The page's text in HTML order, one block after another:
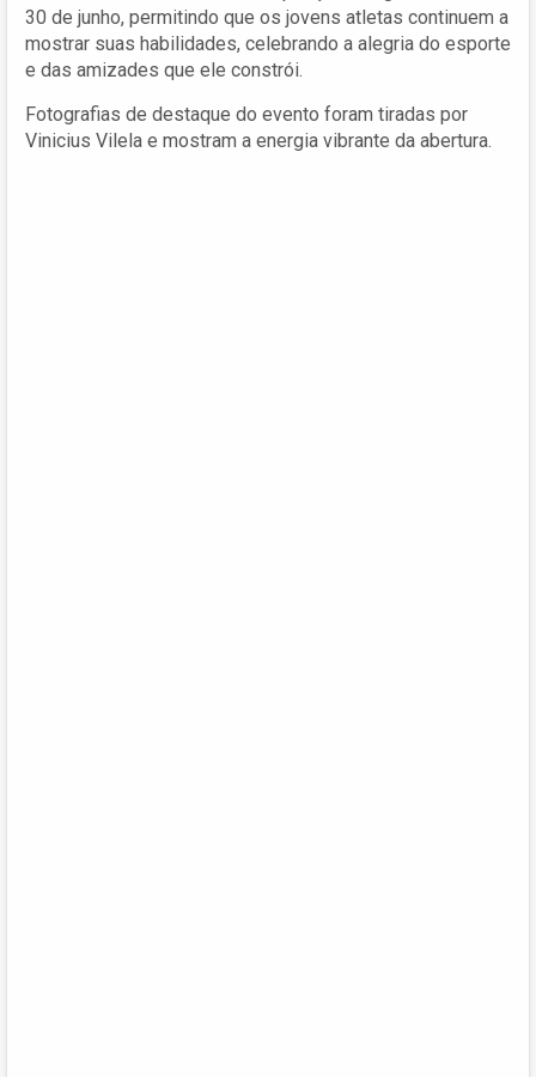
30 de junho, permitindo que os jovens atletas continuem a
mostrar suas habilidades, celebrando a alegria do esporte
e das amizades que ele constrói.
Fotografias de destaque do evento foram tiradas por
Vinicius Vilela e mostram a energia vibrante da abertura.